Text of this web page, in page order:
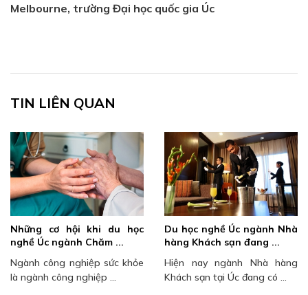
Melbourne, trường Đại học quốc gia Úc
TIN LIÊN QUAN
Những cơ hội khi du học
nghề Úc ngành Chăm ...
Ngành công nghiệp sức khỏe
là ngành công nghiệp ...
Du học nghề Úc ngành Nhà
hàng Khách sạn đang ...
Hiện nay ngành Nhà hàng
Khách sạn tại Úc đang có ...